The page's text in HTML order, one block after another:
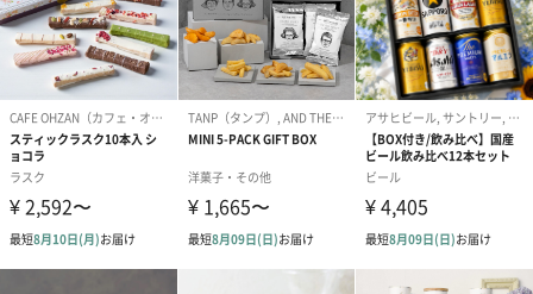
コーヒーの際立つ香りと風味を余すことなく楽しむために、細部
まで計算し、こだわり抜いてつくりあげたマグカップ、それが
「キキマグ」です。
特徴的なワイングラスのような形状と、温もりを感じさせる質
感。
カップを口にしたとたん、鼻から抜ける芳醇なアロマと味わいが
口の中いっぱいにやさしく広がります。